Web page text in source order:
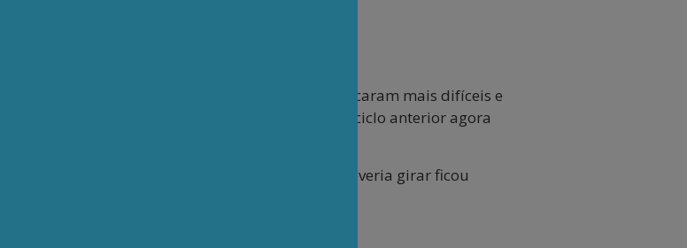
encolheram drasticamente. Desinvestimentos ficaram mais difíceis e
do radar. Ativos comprados no auge do ciclo anterior agora
de toda a classe.
indefinidamente para frente. Capital que deveria girar ficou